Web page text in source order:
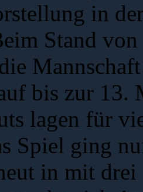
in
Stand
bis zur 13.
lagen für
Spiel ging
in mit